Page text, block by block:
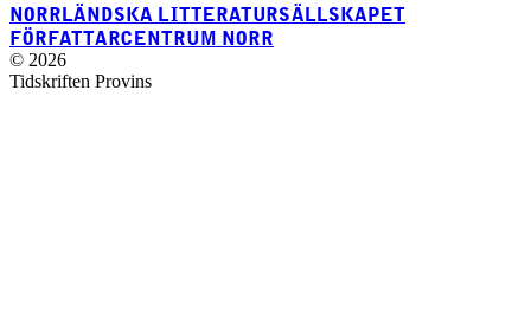
NORRLÄNDSKA LITTERATURSÄLLSKAPET
FÖRFATTARCENTRUM NORR
© 2026
Tidskriften Provins